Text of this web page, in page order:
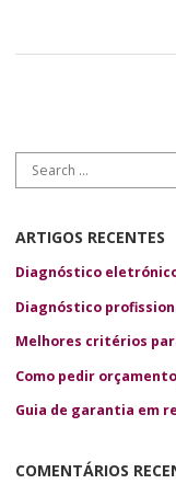
Search for:
ARTIGOS RECENTES
Diagnóstico
Diagnóstico
Melhores critérios
Como pedir
Guia de garantia em
COMENTÁRIOS